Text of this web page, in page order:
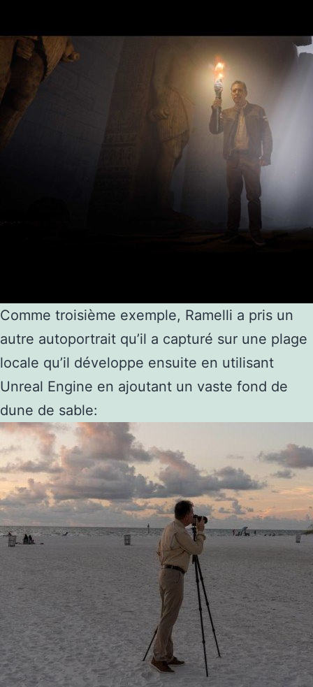
Comme troisième exemple, Ramelli a pris un
autre autoportrait qu’il a capturé sur une plage
locale qu’il développe ensuite en utilisant
Unreal Engine en ajoutant un vaste fond de
dune de sable: